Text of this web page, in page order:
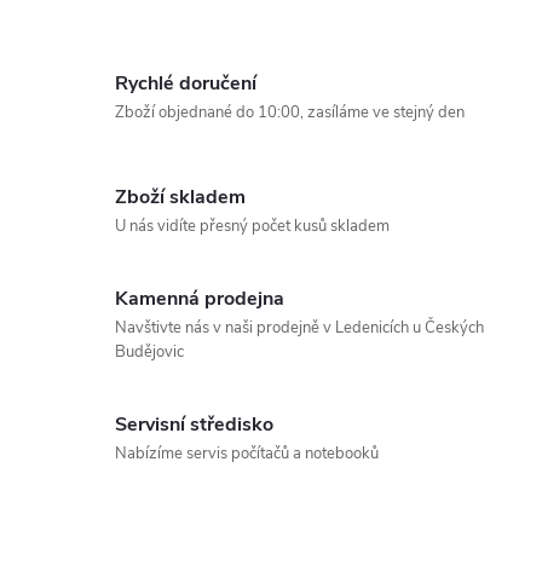
Rychlé doručení
Zboží objednané do 10:00, zasíláme ve stejný den
Zboží skladem
U nás vidíte přesný počet kusů skladem
Kamenná prodejna
Navštivte nás v naši prodejně v Ledenicích u Českých
Budějovic
Servisní středisko
Nabízíme servis počítačů a notebooků